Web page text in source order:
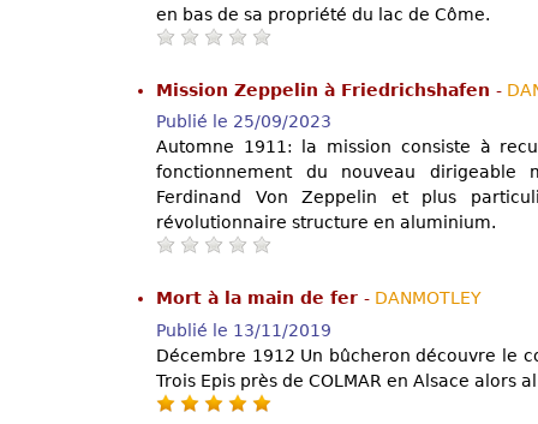
en bas de sa propriété du lac de Côme.
Mission Zeppelin à Friedrichshafen -
Publié le 25/09/2023
Automne 1911: la mission consiste à
fonctionnement du nouveau
Ferdinand Von Zeppelin et plus
révolutionnaire structure en aluminium.
Mort à la main de fer - DANMOTLEY
Publié le 13/11/2019
Décembre 1912 Un bûcheron découvre le
Trois Epis près de COLMAR en Alsace alors